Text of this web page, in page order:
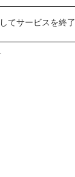
てサービスを終了